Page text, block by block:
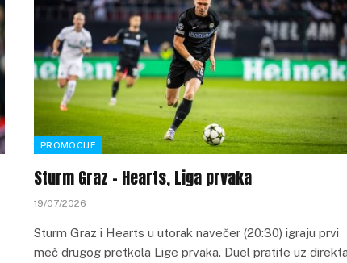
PROMOCIJE
Sturm Graz – Hearts, Liga prvaka
19/07/2026
Sturm Graz i Hearts u utorak navečer (20:30) igraju prvi
meč drugog pretkola Lige prvaka. Duel pratite uz